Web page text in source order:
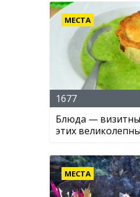
МЕСТА
1677
Блюда —
этих
МЕСТА